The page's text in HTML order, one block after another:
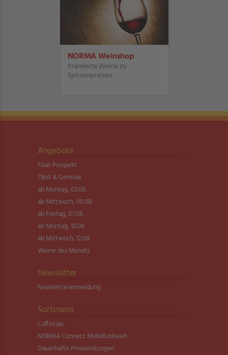
NORMA Weinshop
Prämierte Weine zu
Spitzenpreisen
Angebote
Filial-Prospekt
Obst & Gemüse
ab Montag, 03.08.
ab Mittwoch, 05.08.
ab Freitag, 07.08.
ab Montag, 10.08.
ab Mittwoch, 12.08.
Weine des Monats
Newsletter
Newsletter­anmeldung
Sortiment
Caffeciao
NORMA Connect Mobilfunkwelt
Dauerhafte Preissenkungen